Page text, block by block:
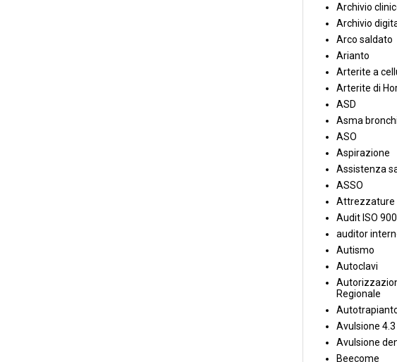
Archivio
Archivio
Arco saldato
Arianto
Arterite a
Arterite di
ASD
Asma
ASO
Aspirazione
Assistenza
ASSO
Attrezzature
Audit ISO
auditor
Autismo
Autoclavi
Regionale
Avulsione 4.3
Avulsione
Beecome